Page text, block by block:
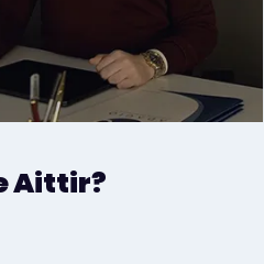
Aittir?